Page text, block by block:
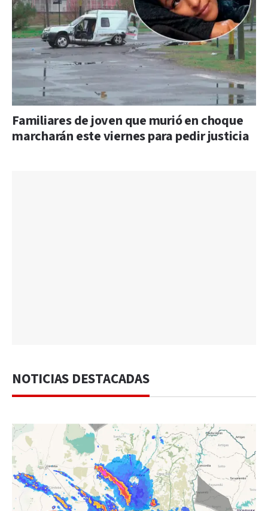
Familiares de joven que murió en choque
marcharán este viernes para pedir justicia
NOTICIAS DESTACADAS